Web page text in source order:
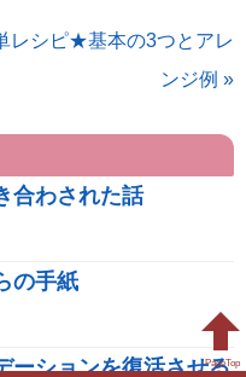
レシピ★基本の3つとアレ
ンジ例 »
合わされた話
の手紙
ーションを復活させる